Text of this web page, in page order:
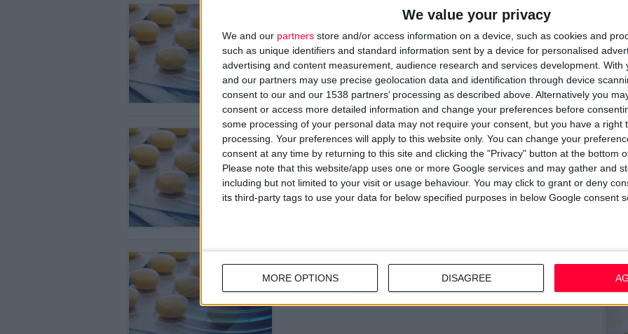
We value your privacy
We and our partners store and/or access information on a device, such as cookies and
such as unique identifiers and standard information sent by a device for personalised
advertising and content measurement, audience research and services development. With
and our partners may use precise geolocation data and identification through device
consent to our and our 1538 partners’ processing as described above. Alternatively you
consent or access more detailed information and change your preferences before
some processing of your personal data may not require your consent, but you have a right
processing. Your preferences will apply to this website only. You can change your
consent at any time by returning to this site and clicking the "Privacy" button at the bottom
Please note that this website/app uses one or more Google services and may gather and
including but not limited to your visit or usage behaviour. You may click to grant or deny
its third-party tags to use your data for below specified purposes in below Google consent
MORE OPTIONS DISAGREE
Δειλά βήματα ανάπτυξης για την αγορά των ΜΗ.ΣΥ.ΦΑ στην
Ελλάδα
«Τα τελευταία χρόνια αρχίζει να διαφαίνεται μια αλλαγή στη νοοτροπία
των καταναλωτών-ασθενών», επισημαίνουν οι γνώστες της αγοράς
7/5/2008
Σε παγκόσμια δύναμη εξελίσσεται η φαρμακοβιομηχανία της Ινδίας
Σημαντικούς ρυθμούς ανάπτυξης γνωρίζει τα τελευταία χρόνια, τόσο σε
επίπεδο παραγωγής όσο και σε επίπεδο πωλήσεων